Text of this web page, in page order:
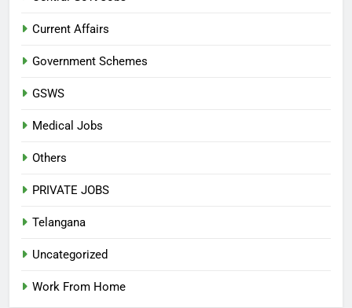
Current Affairs
Government Schemes
GSWS
Medical Jobs
Others
PRIVATE JOBS
Telangana
Uncategorized
Work From Home